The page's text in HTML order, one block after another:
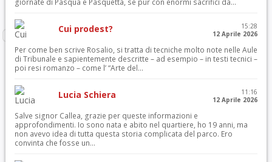
giornate di Pasqua e Pasquetta, se pur con enormi sacrifici da...
Cui prodest?
15:28
12 Aprile 2026
Per come ben scrive Rosalio, si tratta di tecniche molto note nelle Aule
di Tribunale e sapientemente descritte – ad esempio – in testi tecnici –
poi resi romanzo – come l’ “Arte del...
Lucia Schiera
11:16
12 Aprile 2026
Salve signor Callea, grazie per queste informazioni e
approfondimenti. Io sono nata e abito nel quartiere, ho 19 anni, ma
non avevo idea di tutta questa storia complicata del parco. Ero
convinta che fosse un...